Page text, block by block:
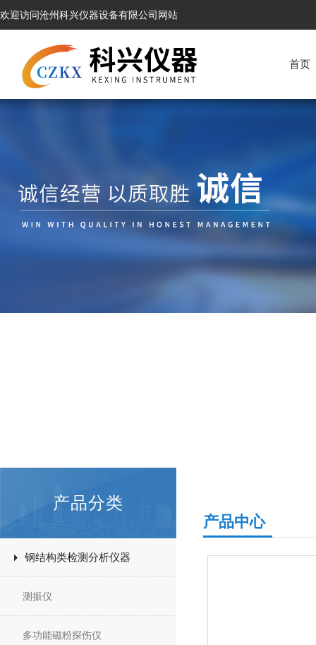
欢迎访问沧州科兴仪器设备有限公司网站
首页
产品分类
钢结构类检测分析仪器
测振仪
多功能磁粉探伤仪
产品中心